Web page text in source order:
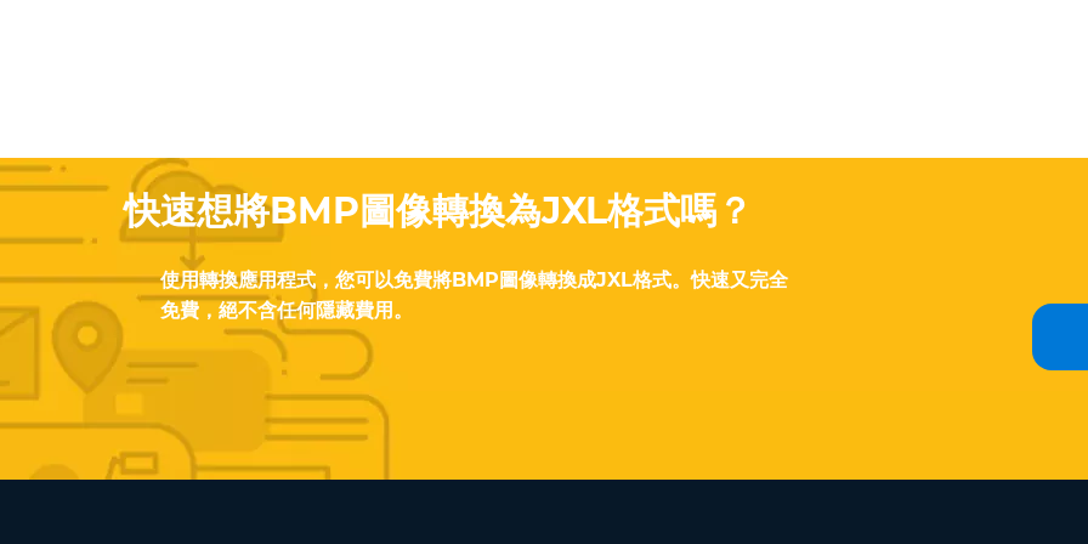
快速想將BMP圖像轉換為JXL格式嗎？
使用轉換應用程式，您可以免費將BMP圖像轉換成JXL格式。快速又完全
免費，絕不含任何隱藏費用。